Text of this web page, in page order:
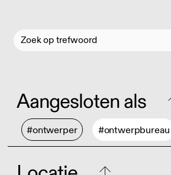
Aangesloten als
#ontwerper #ontwerpbureau